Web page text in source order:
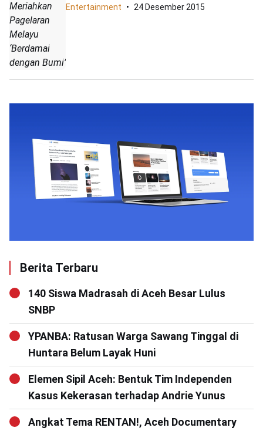
Meriahkan
Pagelaran
Melayu
‘Berdamai
dengan Bumi’
Entertainment 24 Desember 2015
Berita Terbaru
140 Siswa Madrasah di Aceh Besar Lulus
SNBP
YPANBA: Ratusan Warga Sawang Tinggal di
Huntara Belum Layak Huni
Elemen Sipil Aceh: Bentuk Tim Independen
Kasus Kekerasan terhadap Andrie Yunus
Angkat Tema RENTAN!, Aceh Documentary